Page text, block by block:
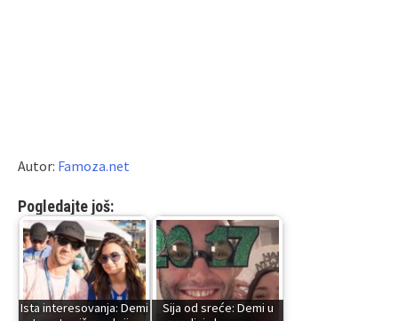
Autor: Famoza.net
Pogledajte još:
Ista interesovanja: Demi
Sija od sreće: Demi u